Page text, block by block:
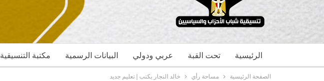
مكتبة التنسيقية البيانات الرسمية عربي ودولي تحت القبة الرئيسية
الصفحة الرئيسية مساحة رأي خالد النجار يكتب | تعليم جديد